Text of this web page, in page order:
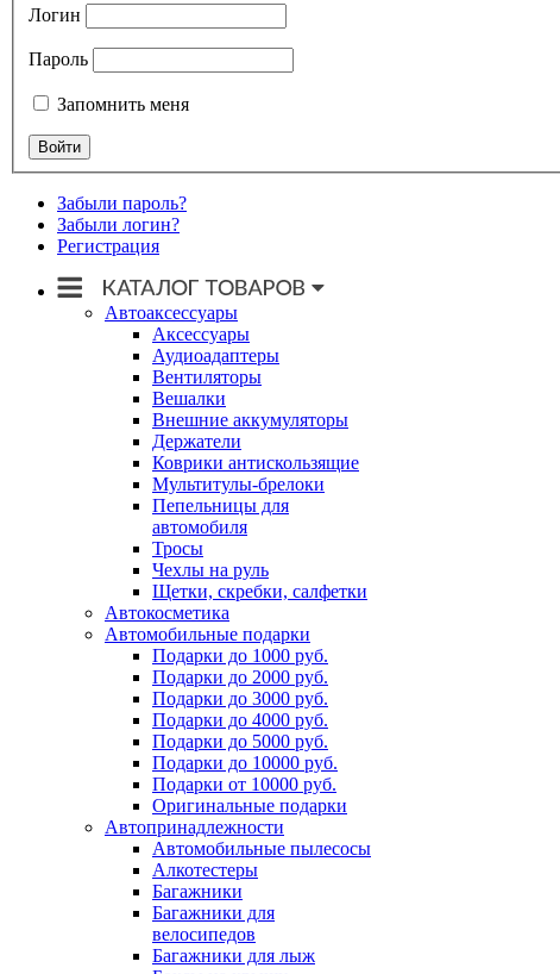
Логин
Пароль
Запомнить меня
Забыли пароль?
Забыли логин?
Регистрация
Автоаксессуары
Аксессуары
Аудиоадаптеры
Вентиляторы
Вешалки
Внешние аккумуляторы
Держатели
Коврики антискользящие
Мультитулы-брелоки
Пепельницы для
автомобиля
Тросы
Чехлы на руль
Щетки, скребки, салфетки
Автокосметика
Автомобильные подарки
Подарки до 1000 руб.
Подарки до 2000 руб.
Подарки до 3000 руб.
Подарки до 4000 руб.
Подарки до 5000 руб.
Подарки до 10000 руб.
Подарки от 10000 руб.
Оригинальные подарки
Автопринадлежности
Автомобильные пылесосы
Алкотестеры
Багажники
Багажники для
велосипедов
Багажники для лыж